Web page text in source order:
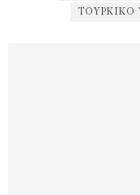
ΤΟΥΡΚΙΚΌ